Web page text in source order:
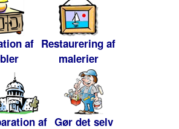
af Restaurering af
malerier
af Gør det selv